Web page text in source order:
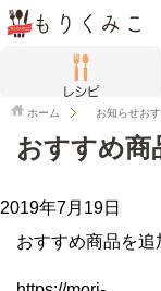
ホーム お知らせお
おすすめ商
2019年7月19日
おすすめ商品を追